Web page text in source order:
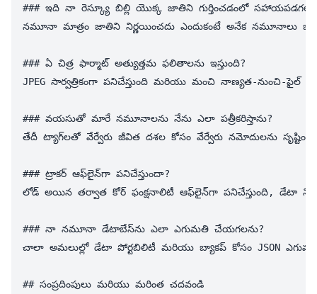
### ఇది నా రెస్క్యూ బిల్లి యొక్క జాతిని గుర్తించడంలో
నమూనా మాత్రం జాతిని నిర్ణయించదు ఎందుకంటే అనేక నమూనాలు
### ఏ చిత్ర ఫార్మాట్ అత్యుత్తమ ఫలితాలను ఇస్తుంది?
JPEG సార్వత్రికంగా పనిచేస్తుంది మరియు మంచి నాణ్యత-నుంచి-ఫైల్ పరిమాణం
### వయసుతో మారే నమూనాలను నేను ఎలా పత్రీకరిస్తాను?
తేదీ ట్యాగ్‌లతో వేర్వేరు జీవిత దశల కోసం వేర్వేరు నమోదులను సృష్టించండి. సైమీస్ వంటి పాయింటెడ్ నమూనా జాతులు వయసుతో గణనీయంగా చీకటి అవుతాయి, మరియు కొన్ని టాబీలు వారి నమూనాలు పిల్లల్లుగా మరింత స్పష్టంగా అవుతాయి. నిర్దిష్ట జనిత వంశాల అభివృద్ధిని అర్ధం చేసుకోవడానికి సమయ-ముద్రిత ప్రోగ్రెషన్ ఫోటోలు విలువైనవిగా మారతాయి.
### ట్రాకర్ ఆఫ్‌లైన్‌గా పనిచేస్తుందా?
లోడ్ అయిన తర్వాత కోర్ ఫంక్షనాలిటీ ఆఫ్‌లైన్‌గా పనిచేస్తుంది, డేటా నిలకడకు బ్రౌజర్ స్థానిక నిల్వ వాడుకుంటుంది. అయితే, క్లౌడ్ బ్యాకప్ సౌకర్యాలు మరియు పరికరాల్లో చిత్ర సింక్ ఇంటర్నెట్ కనెక్టివిటీ అవసరం. బిల్లి ప్రదర్శనలు లేదా నిల్వస్థలాలలో బాహ్య పనితీరుకు, ఆన్‌లైన్‌లో ఉన్నప్పుడు అనువర్తనాన్ని లోడ్ చేసి, అవసరమైనప్పుడు ఆఫ్‌లైన్‌గా వాడుకోండి.
### నా నమూనా డేటాబేస్‌ను ఎలా ఎగుమతి చేయగలను?
చాలా అమలుల్లో డేటా పోర్టబిలిటీ మరియు బ్యాకప్ కోసం JSON ఎగుమతిని మద్దతు ఇస్తాయి. ఇది మీకు సిస్టమ్‌ల మధ్య వలసవెళ్ళడానికి లేదా ఇతర బ్రీడర్లు లేదా పరిశోధకులతో ప్రమాణీకృత నమూనా లైబ్రరీలను
## సంప్రదింపులు మరియు మరింత చదవండి